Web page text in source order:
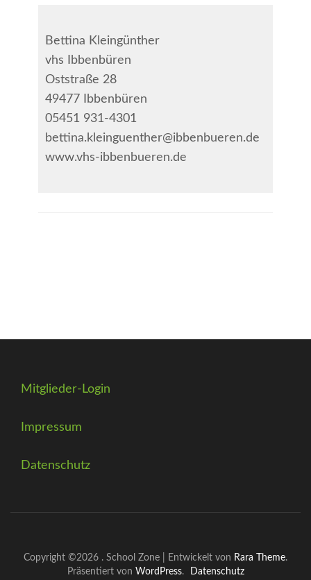
Bettina Kleingünther
vhs Ibbenbüren
Oststraße 28
49477 Ibbenbüren
05451 931-4301
bettina.kleinguenther@ibbenbueren.de
www.vhs-ibbenbueren.de
Mitglieder-Login
Impressum
Datenschutz
Copyright ©2026 . School Zone | Entwickelt von Rara Theme.
Präsentiert von WordPress. Datenschutz